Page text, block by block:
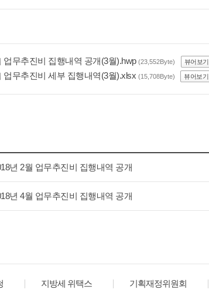
업무추진비 집행내역 공개(3월).hwp (23,552Byte) 뷰어보기
업무추진비 세부 집행내역(3월).xlsx (15,708Byte) 뷰어보기
년 2월 업무추진비 집행내역 공개
년 4월 업무추진비 집행내역 공개
지방세 위택스 기획재정위원회